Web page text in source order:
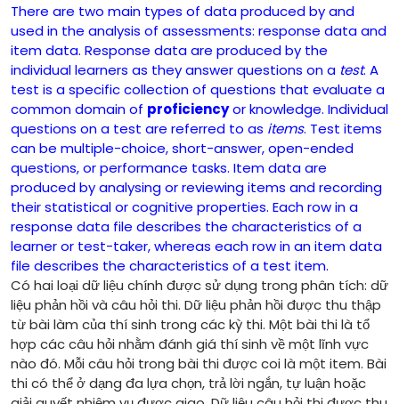
There are two main types of data produced by and
used in the analysis of assessments: response data and
item data. Response data are produced by the
individual learners as they answer questions on a test. A
test is a specific collection of questions that evaluate a
common domain of proficiencyor knowledge. Individual
questions on a test are referred to as items. Test items
can be multiple-choice, short-answer, open-ended
questions, or performance tasks. Item data are
produced by analysing or reviewing items and recording
their statistical or cognitive properties. Each row in a
response data file describes the characteristics of a
learner or test-taker, whereas each row in an item data
file describes the characteristics of a test item.
Có hai loại dữ liệu chính được sử dụng trong phân tích: dữ
liệu phản hồi và câu hỏi thi. Dữ liệu phản hồi được thu thập
từ bài làm của thí sinh trong các kỳ thi. Một bài thi là tổ
hợp các câu hỏi nhằm đánh giá thí sinh về một lĩnh vực
nào đó. Mỗi câu hỏi trong bài thi được coi là một item. Bài
thi có thể ở dạng đa lựa chọn, trả lời ngắn, tự luận hoặc